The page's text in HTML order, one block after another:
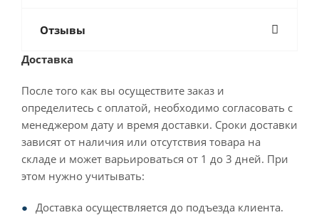
Отзывы
Доставка
После того как вы осуществите заказ и
определитесь с оплатой, необходимо согласовать с
менеджером дату и время доставки. Сроки доставки
зависят от наличия или отсутствия товара на
складе и может варьироваться от 1 до 3 дней. При
этом нужно учитывать:
Доставка осуществляется до подъезда клиента.